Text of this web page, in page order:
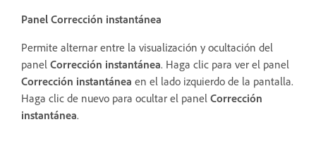
Panel Corrección instantánea
Permite alternar entre la visualización y ocultación del
panel Corrección instantánea. Haga clic para ver el panel
Corrección instantánea en el lado izquierdo de la pantalla.
Haga clic de nuevo para ocultar el panel Corrección
instantánea.